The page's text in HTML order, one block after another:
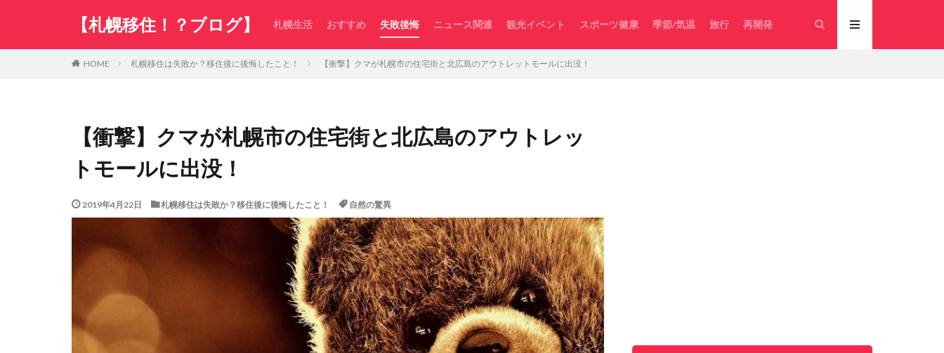
【札幌移住！？ブログ】 札幌生活 おすすめ 失敗後悔 ニュース関連 観光イベント スポーツ健康 季節/気温 旅行 再開発
HOME 札幌移住は失敗か？移住後に後悔したこと！ 【衝撃】クマが札幌市の住宅街と北広島のアウトレットモールに出没！
【衝撃】クマが札幌市の住宅街と北広島のアウトレッ
トモールに出没！
2019年4月22日 札幌移住は失敗か？移住後に後悔したこと！ 自然の驚異